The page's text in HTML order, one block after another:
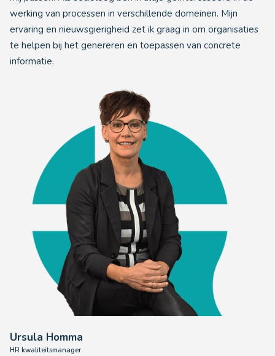
werking van processen in verschillende domeinen. Mijn
ervaring en nieuwsgierigheid zet ik graag in om organisaties
te helpen bij het genereren en toepassen van concrete
informatie.
Ursula Homma
HR kwaliteitsmanager